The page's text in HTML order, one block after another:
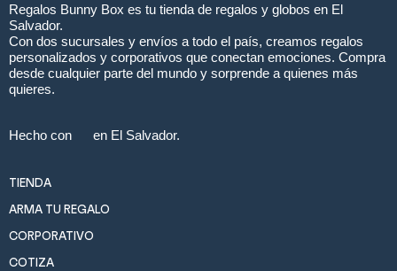
Regalos Bunny Box es tu tienda de regalos y globos en El
Salvador.
Con dos sucursales y envíos a todo el país, creamos regalos
personalizados y corporativos que conectan emociones. Compra
desde cualquier parte del mundo y sorprende a quienes más
quieres.
Hecho con en El Salvador.
TIENDA
ARMA TU REGALO
CORPORATIVO
COTIZA